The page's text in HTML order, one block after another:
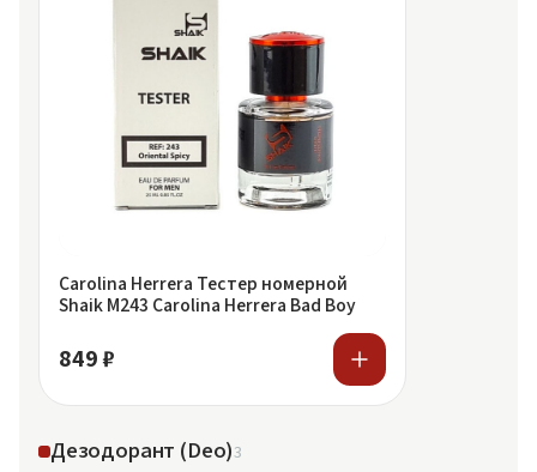
Carolina Herrera Тестер номерной
Shaik M243 Carolina Herrera Bad Boy
849 ₽
Дезодорант (Deo)3